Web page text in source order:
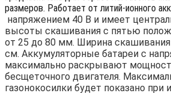
размеров. Работает от литий-ионного
напряжением 40 В и имеет
высоты скашивания с пятью
от 25 до 80 мм. Ширина скашивания
см. Аккумуляторные батареи с
максимально раскрывают
бесщеточного двигателя.
газонокосилки будет показано при